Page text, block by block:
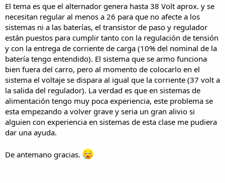
El tema es que el alternador genera hasta 38 Volt aprox. y se
necesitan regular al menos a 26 para que no afecte a los
sistemas ni a las baterías, el transistor de paso y regulador
están puestos para cumplir tanto con la regulación de tensión
y con la entrega de corriente de carga (10% del nominal de la
batería tengo entendido). El sistema que se armo funciona
bien fuera del carro, pero al momento de colocarlo en el
sistema el voltaje se dispara al igual que la corriente (37 volt a
la salida del regulador). La verdad es que en sistemas de
alimentación tengo muy poca experiencia, este problema se
esta empezando a volver grave y seria un gran alivio si
alguien con experiencia en sistemas de esta clase me pudiera
dar una ayuda.
De antemano gracias.